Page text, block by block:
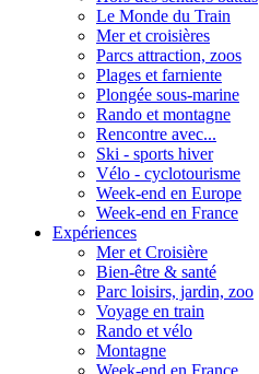
Le Monde du Train
Mer et croisières
Parcs attraction, zoos
Plages et farniente
Plongée sous-marine
Rando et montagne
Rencontre avec...
Ski - sports hiver
Vélo - cyclotourisme
Week-end en Europe
Week-end en France
Expériences
Mer et Croisière
Bien-être & santé
Parc loisirs, jardin, zoo
Voyage en train
Rando et vélo
Montagne
Week-end en France